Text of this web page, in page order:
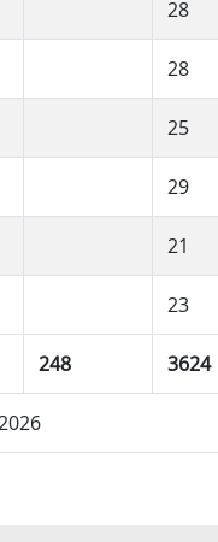
28
28
25
29
21
23
248 3624